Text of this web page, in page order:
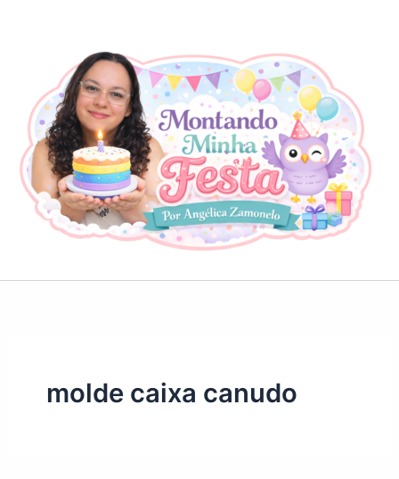
molde caixa canudo